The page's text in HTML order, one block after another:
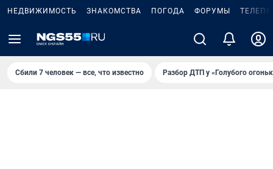
НЕДВИЖИМОСТЬ ЗНАКОМСТВА ПОГОДА ФОРУМЫ
Сбили 7 человек — все, что известно Разбор ДТП у «Голубого